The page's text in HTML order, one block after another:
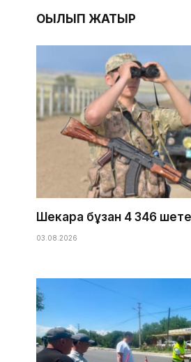
ОҚЫЛЫП ЖАТЫР
Шекара бұзған 4 346
03.08.2026